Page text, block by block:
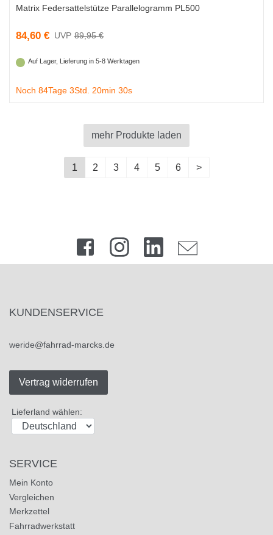
Matrix Federsattelstütze Parallelogramm PL500
84,60 € 89,95 €
Auf Lager, Lieferung in 5-8 Werktagen
Noch 84Tage 3Std. 20min 29s
mehr Produkte laden
1 2 3 4 5 6 >
KUNDENSERVICE
weride@fahrrad-marcks.de
Vertrag widerrufen
Lieferland wählen:
SERVICE
Mein Konto
Vergleichen
Merkzettel
Fahrradwerkstatt